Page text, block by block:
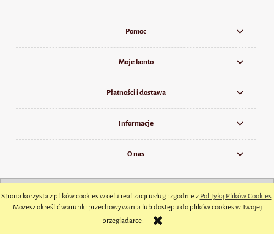
Strona korzysta z plików cookies w celu realizacji usług i zgodnie zPolityką Plików Cookies.
Możesz określić warunki przechowywania lub dostępu do plików cookies w Twojej
przeglądarce.
Pomoc
Moje konto
Płatności i dostawa
Informacje
O nas
Sklep internetowy Shoper.pl